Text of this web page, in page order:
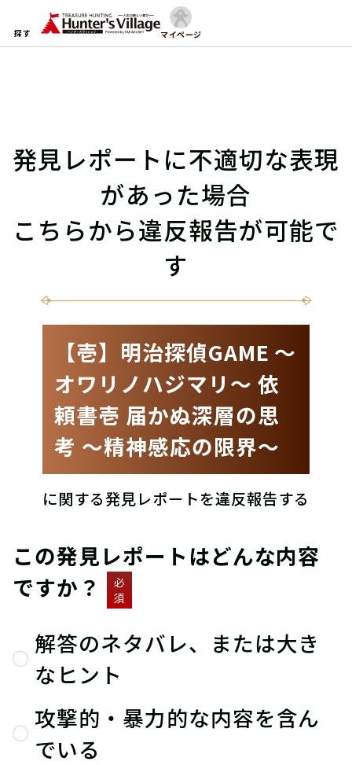
探す マイページ
発見レポートに不適切な表現
があった場合
こちらから違反報告が可能で
す
【壱】明治探偵GAME 〜
オワリノハジマリ〜 依
頼書壱 届かぬ深層の思
考 〜精神感応の限界〜
に関する発見レポートを違反報告する
この発見レポートはどんな内容
ですか？
必
須
解答のネタバレ、または大き
なヒント
攻撃的・暴力的な内容を含ん
でいる